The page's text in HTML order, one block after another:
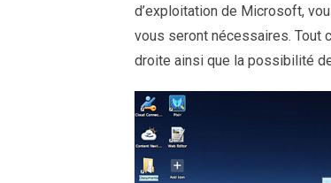
d’exploitation de Microsoft,
vous seront nécessaires. Tout
droite ainsi que la possibilité